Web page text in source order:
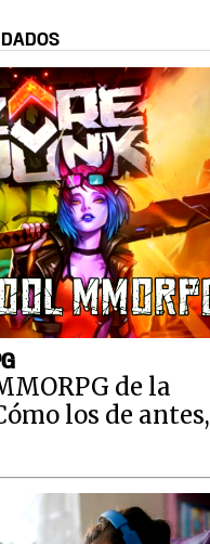
de la
los de antes,